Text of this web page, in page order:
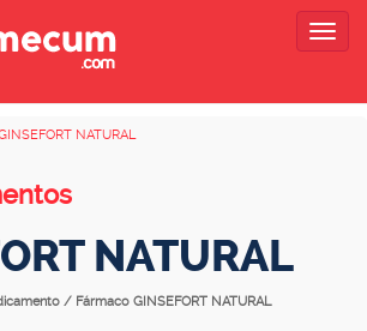
NATURAL
NATURAL
/ Fármaco GINSEFORT NATURAL